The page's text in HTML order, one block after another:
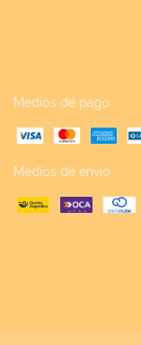
Medios de pago
Medios de envío